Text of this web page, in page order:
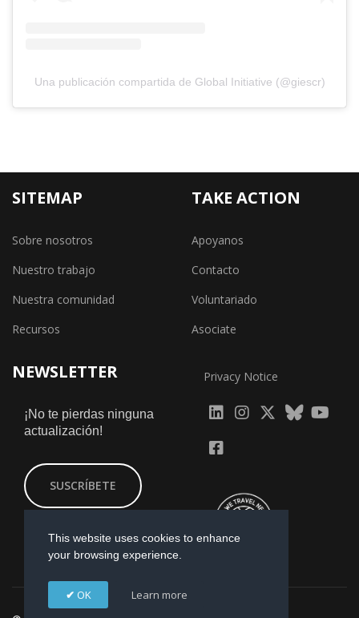
Una publicación compartida de Global Initiative (@giescr)
SITEMAP
Sobre nosotros
Nuestro trabajo
Nuestra comunidad
Recursos
TAKE ACTION
Apoyanos
Contacto
Voluntariado
Asociate
NEWSLETTER
¡No te pierdas ninguna
actualización!
SUSCRÍBETE
Privacy Notice
fab
fa-
fab fab
fab
facebook-
This website uses cookies to enhance
your browsing experience.
OK Learn more